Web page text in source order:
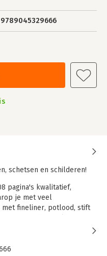
9789045329666
schetsen en schilderen!
pagina's kwalitatief,
je met veel
met fineliner, potlood, stift
YouTube! Je krijgt meteen
prachtige schetsboek.